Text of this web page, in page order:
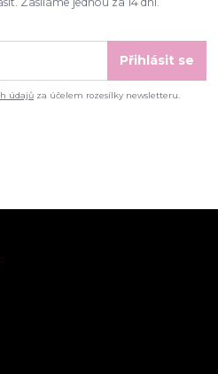
Přihlásit se
údajů za účelem rozesílky newsletteru.